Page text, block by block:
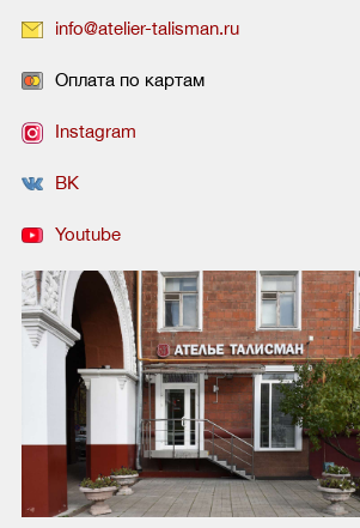
info@atelier-talisman.ru
Оплата по картам
Instagram
ВК
Youtube